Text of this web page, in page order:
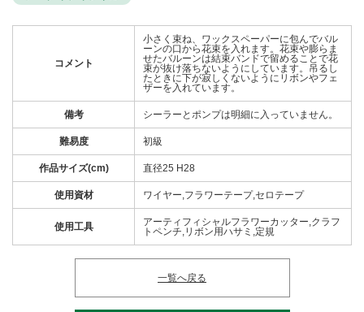
コメント
小さく束ね、ワックスペーパーに包んでバル
ーンの口から花束を入れます。花束や膨らま
せたバルーンは結束バンドで留めることで花
束が抜け落ちないようにしています。吊るし
たときに下が寂しくないようにリボンやフェ
ザーを入れています。
備考 シーラーとポンプは明細に入っていません。
難易度 初級
作品サイズ(cm) 直径25 H28
使用資材 ワイヤー,フラワーテープ,セロテープ
使用工具
アーティフィシャルフラワーカッター,クラフ
トペンチ,リボン用ハサミ,定規
一覧へ戻る